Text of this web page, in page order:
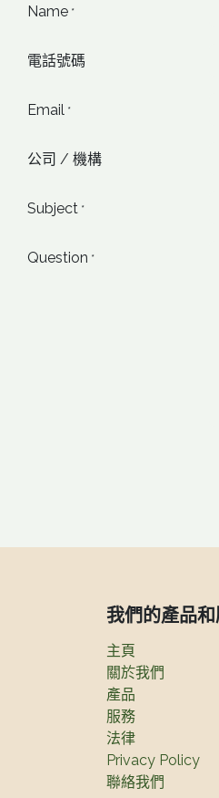
Name *
電話號碼
Email *
公司 / 機構
Subject *
Question *
我們的產品
主頁
關於我們
產品
服務
法律
Privacy Policy
聯絡我們